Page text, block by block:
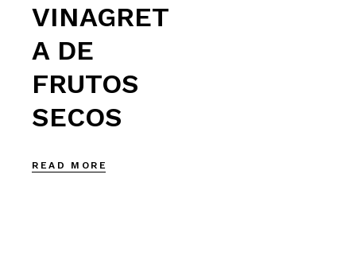
VINAGRET
A DE
FRUTOS
SECOS
READ MORE